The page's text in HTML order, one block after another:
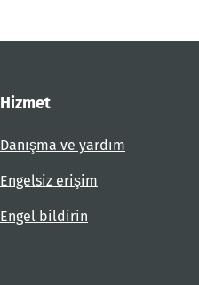
Hizmet
Danışma ve yardım
Engelsiz erişim
Engel bildirin